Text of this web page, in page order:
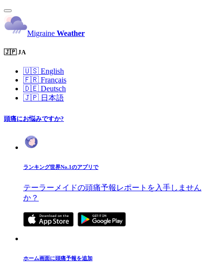
Migraine Weather
🇯🇵 JA
🇺🇸 English
🇫🇷 Français
🇩🇪 Deutsch
🇯🇵 日本語
頭痛にお悩みですか?
ランキング世界No.1のアプリで
テーラーメイドの頭痛予報レポートを入手しません
か？
ホーム画面に頭痛予報を追加